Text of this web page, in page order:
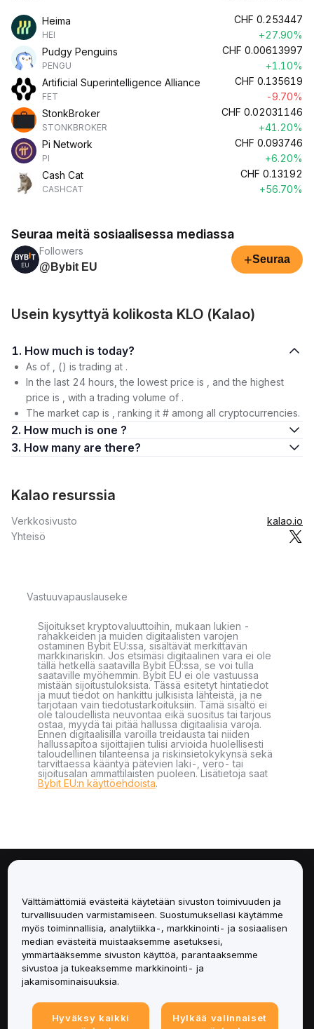
Heima
HEI
CHF 0.253447
+27.90%
Pudgy Penguins
PENGU
CHF 0.00613997
+1.10%
Artificial Superintelligence Alliance
FET
CHF 0.135619
-9.70%
StonkBroker
STONKBROKER
CHF 0.02031146
+41.20%
Pi Network
PI
CHF 0.093746
+6.20%
Cash Cat
CASHCAT
CHF 0.13192
+56.70%
Seuraa meitä sosiaalisessa mediassa
Followers
@Bybit EU
+Seuraa
Usein kysyttyä kolikosta KLO (Kalao)
1. How much is today?
As of , () is trading at .
In the last 24 hours, the lowest price is , and the highest
price is , with a trading volume of .
The market cap is , ranking it # among all cryptocurrencies.
2. How much is one ?
3. How many are there?
Kalao resurssia
Verkkosivusto
kalao.io
Yhteisö
Vastuuvapauslauseke
Sijoitukset kryptovaluuttoihin, mukaan lukien -
rahakkeiden ja muiden digitaalisten varojen
ostaminen Bybit EU:ssa, sisältävät merkittävän
markkinariskin. Jos etsimäsi digitaalinen vara ei ole
tällä hetkellä saatavilla Bybit EU:ssa, se voi tulla
saataville myöhemmin. Bybit EU ei ole vastuussa
mistään sijoitustuloksista. Tässä esitetyt hintatiedot
ja muut tiedot on hankittu julkisista lähteistä, ja ne
tarjotaan vain tiedotustarkoituksiin. Tämä sisältö ei
ole taloudellista neuvontaa eikä suositus tai tarjous
ostaa, myydä tai pitää hallussa digitaalisia varoja.
Ennen digitaalisilla varoilla treidausta tai niiden
hallussapitoa sijoittajien tulisi arvioida huolellisesti
taloudellinen tilanteensa ja riskinsietokykynsä sekä
tarvittaessa kääntyä pätevien laki-, vero- tai
sijoitusalan ammattilaisten puoleen. Lisätietoja saat
Bybit EU:n käyttöehdoista.
Palvelut
Tuki
Tuotteet
Lakiasiat
Välttämättömiä evästeitä käytetään sivuston toimivuuden ja
turvallisuuden varmistamiseen. Suostumuksellasi käytämme
myös toiminnallisia, analytiikka-, markkinointi- ja sosiaalisen
median evästeitä muistaaksemme asetuksesi,
ymmärtääksemme sivuston käyttöä, parantaaksemme
sivustoa ja tukeaksemme markkinointi- ja
jakamisominaisuuksia.
Hyväksy kaikki
Hylkää valinnaiset